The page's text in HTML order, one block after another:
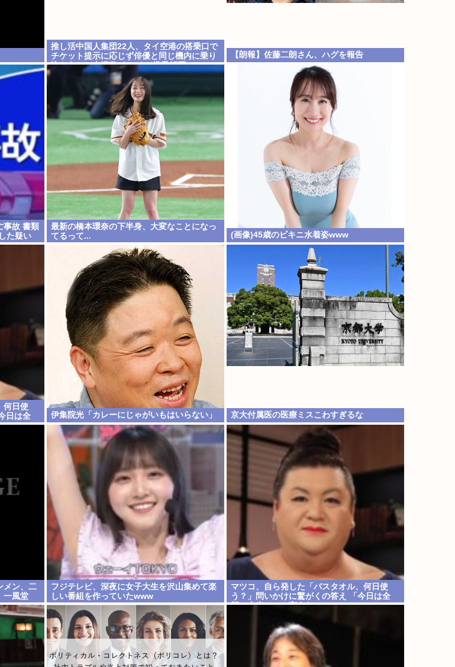
推し活中国人集団22人、タイ空港の搭乗口で
チケット提示に応じず俳優と同じ機内に乗り
込もうとし大混乱 まとめて搭乗拒否
【朗報】佐藤二朗さん、ハグを報告
事故 書類
た疑い
最新の橋本環奈の下半身、大変なことになっ
てるって...
(画像)45歳のビキニ水着姿www
何日使
日は全
伊集院光「カレーにじゃがいもはいらない」 京大付属医の医療ミスこわすぎるな
メン、二
一風堂
フジテレビ、深夜に女子大生を沢山集めて楽
しい番組を作っていたwww
マツコ、自ら発した「バスタオル、何日使
う？」問いかけに驚がくの答え 「今日は全
部、本当のこと言うわ」